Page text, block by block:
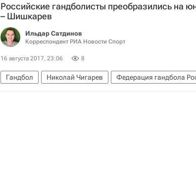
Российские гандболисты преобразились на
– Шишкарев
Ильдар Сатдинов
Корреспондент РИА Новости Спорт
16 августа 2017, 23:06 8
Гандбол Николай Чигарев Федерация гандбола